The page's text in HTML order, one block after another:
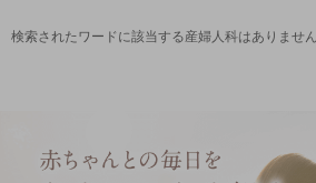
検索されたワードに該当する産婦人科はありません